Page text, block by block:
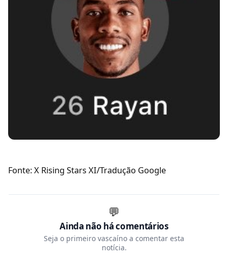
Fonte: X Rising Stars XI/Tradução Google
💬
Ainda não há comentários
Seja o primeiro vascaíno a comentar esta
notícia.